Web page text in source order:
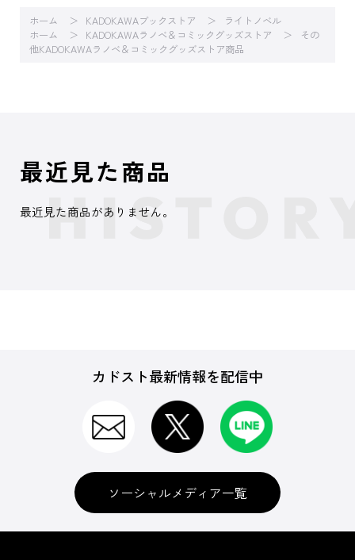
ホーム KADOKAWAブックストア
ライトノベル
ホーム
KADOKAWAラノベ＆コミックグッズストア
その
他KADOKAWAラノベ＆コミックグッズストア商品
最近見た商品
最近見た商品がありません。
カドスト最新情報を配信中
ソーシャルメディア一覧